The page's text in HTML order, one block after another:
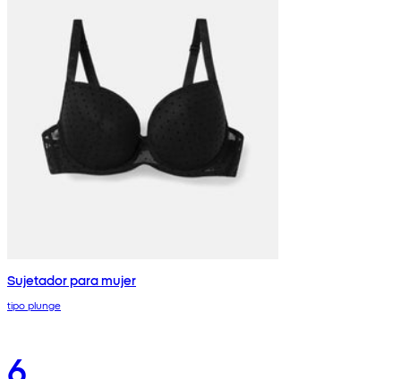
Sujetador para mujer
tipo plunge
6